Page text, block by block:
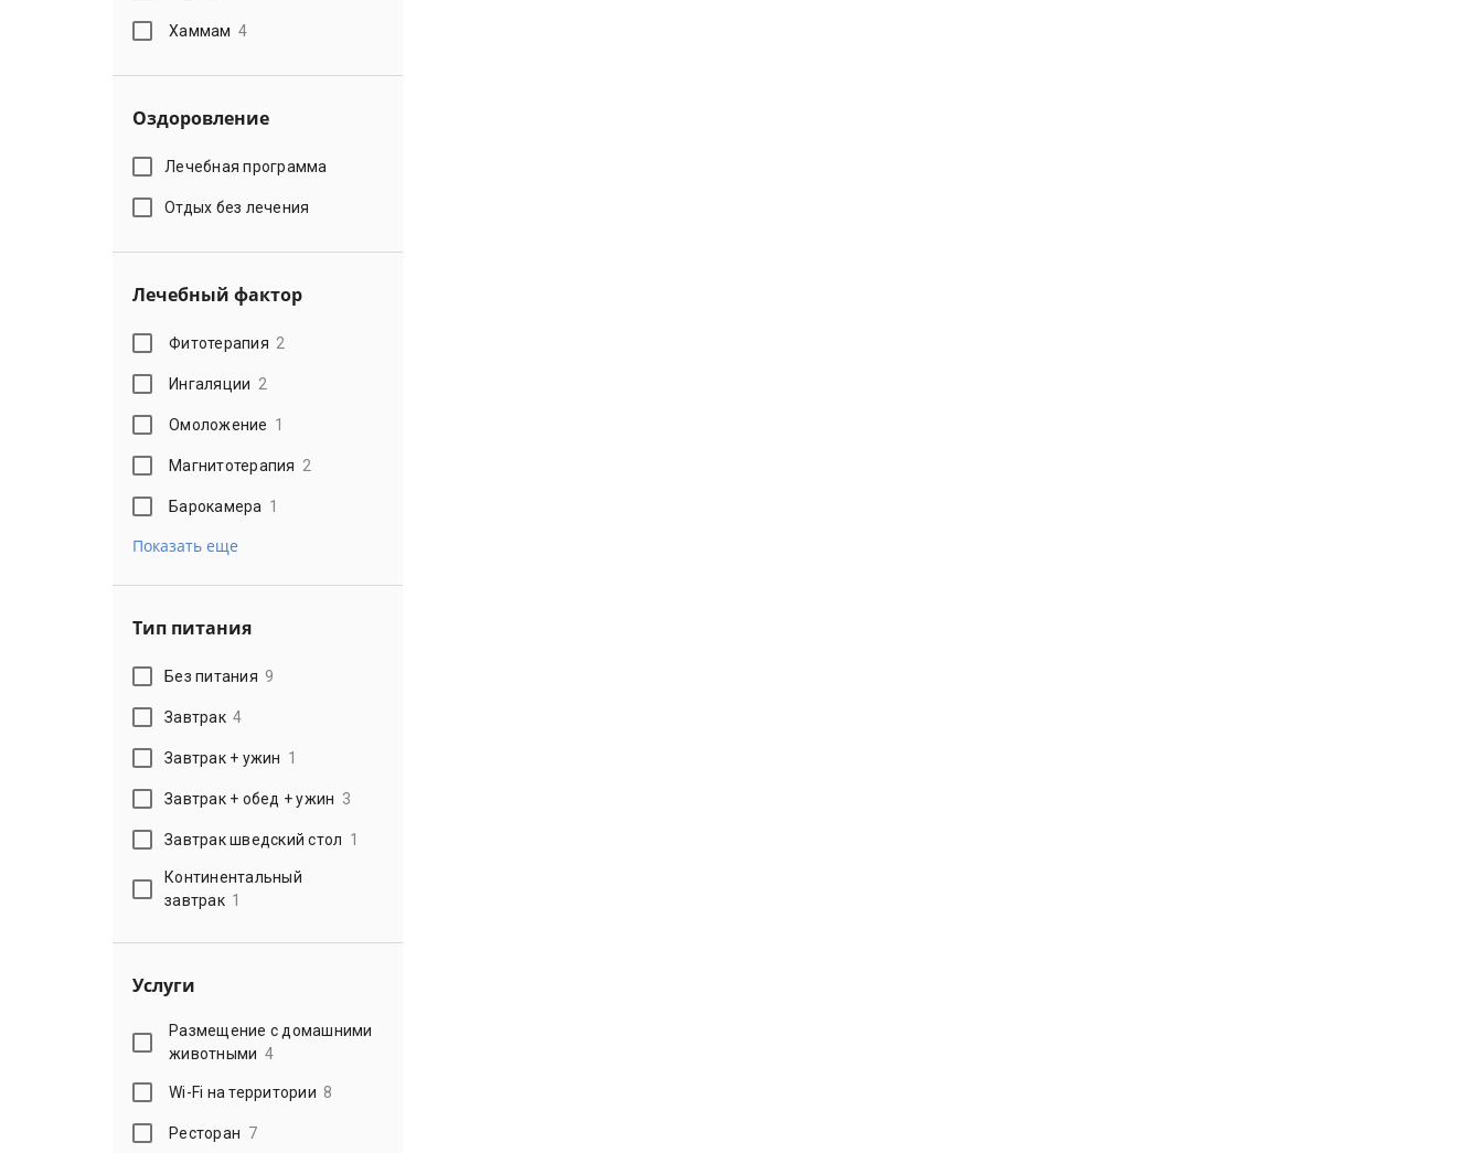
Хаммам 4
Оздоровление
Лечебная программа
Отдых без лечения
Лечебный фактор
Фитотерапия 2
Ингаляции 2
Омоложение 1
Магнитотерапия 2
Барокамера 1
Показать еще
Тип питания
Без питания 9
Завтрак 4
Завтрак + ужин 1
Завтрак + обед + ужин 3
Завтрак шведский стол 1
Континентальный
завтрак 1
Услуги
Размещение с домашними
животными 4
Wi-Fi на территории 8
Ресторан 7